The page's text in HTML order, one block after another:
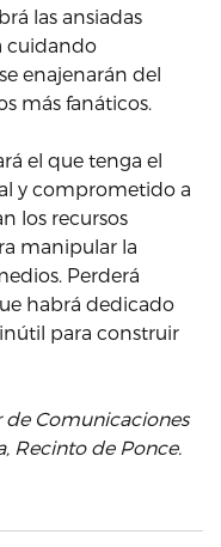
las ansiadas
cuidando
enajenarán del
más fanáticos.
el que tenga el
y comprometido a
los recursos
manipular la
Perderá
habrá dedicado
para construir
de Comunicaciones
Recinto de Ponce.